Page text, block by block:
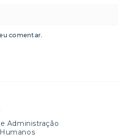
comentar.
Administração